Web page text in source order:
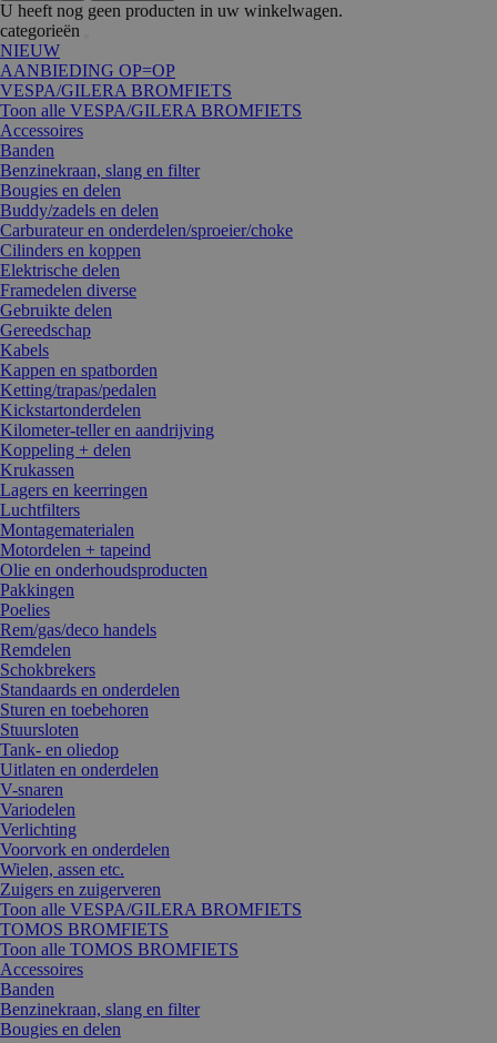
U heeft nog geen producten in uw winkelwagen.
categorieën
NIEUW
AANBIEDING OP=OP
VESPA/GILERA BROMFIETS
Toon alle VESPA/GILERA BROMFIETS
Accessoires
Banden
Benzinekraan, slang en filter
Bougies en delen
Buddy/zadels en delen
Carburateur en onderdelen/sproeier/choke
Cilinders en koppen
Elektrische delen
Framedelen diverse
Gebruikte delen
Gereedschap
Kabels
Kappen en spatborden
Ketting/trapas/pedalen
Kickstartonderdelen
Kilometer-teller en aandrijving
Koppeling + delen
Krukassen
Lagers en keerringen
Luchtfilters
Montagematerialen
Motordelen + tapeind
Olie en onderhoudsproducten
Pakkingen
Poelies
Rem/gas/deco handels
Remdelen
Schokbrekers
Standaards en onderdelen
Sturen en toebehoren
Stuursloten
Tank- en oliedop
Uitlaten en onderdelen
V-snaren
Variodelen
Verlichting
Voorvork en onderdelen
Wielen, assen etc.
Zuigers en zuigerveren
Toon alle VESPA/GILERA BROMFIETS
TOMOS BROMFIETS
Toon alle TOMOS BROMFIETS
Accessoires
Banden
Benzinekraan, slang en filter
Bougies en delen